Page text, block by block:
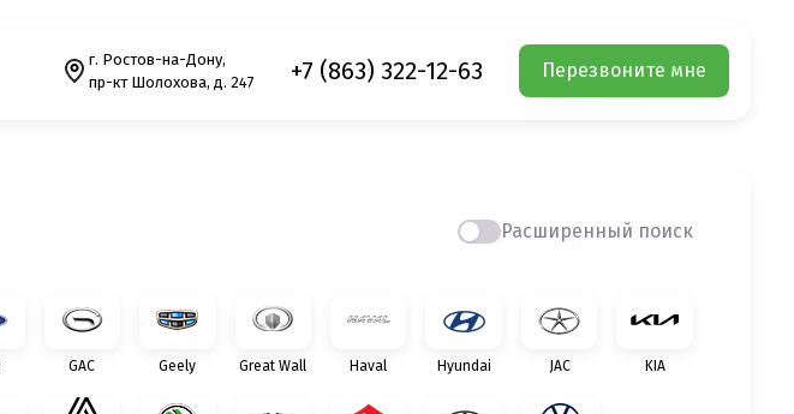
г. Ростов-на-Дону,
пр-кт Шолохова, д. 247
+7 (863) 322-12-63 Перезвоните мне
Расширенный поиск
GAC Geely Great Wall Haval Hyundai JAC KIA